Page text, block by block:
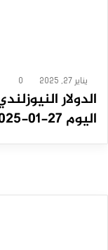
يناير 27, 2025 0
الدولار
اليوم 27-01-2025